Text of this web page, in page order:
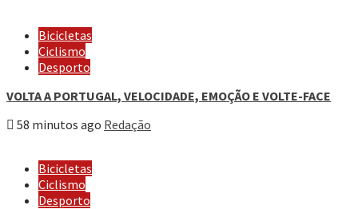
Bicicletas
Ciclismo
Desporto
VOLTA A PORTUGAL, VELOCIDADE, EMOÇÃO E VOLTE-FACE
58 minutos ago Redação
Bicicletas
Ciclismo
Desporto